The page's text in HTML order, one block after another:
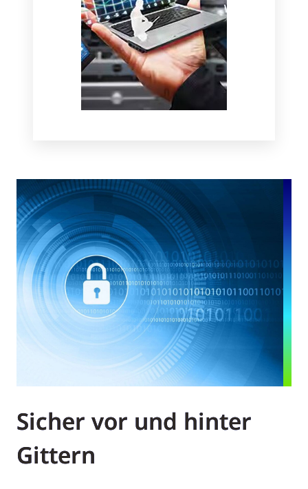
Sicher vor und hinter
Gittern